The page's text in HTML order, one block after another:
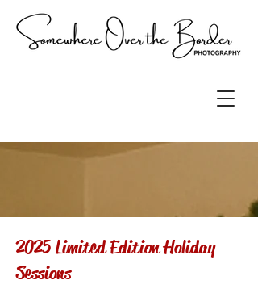
2025 Limited Edition Holiday
Sessions